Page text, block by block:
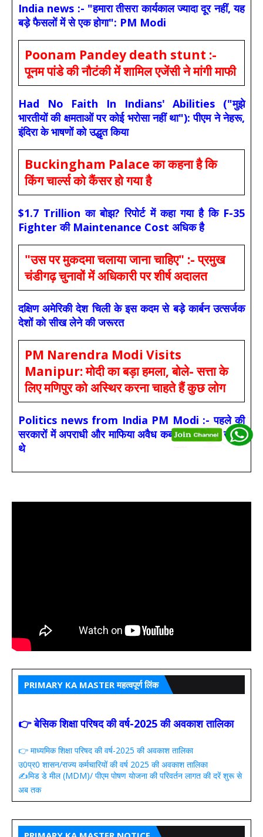
India news :- "हमारा तीसरा कार्यकाल ज्यादा दूर नहीं, यह
बड़े फैसलों में से एक होगा": PM Modi
Poonam Pandey death stunt :-
पूनम पांडे की नौटंकी में शामिल एजेंसी ने मांगी माफी
Had No Faith In Indians' Abilities ("मुझे
भारतीयों की क्षमताओं पर कोई भरोसा नहीं था"): पीएम ने नेहरू,
इंदिरा के भाषणों को उद्धृत किया
Buckingham Palace का कहना है कि
किंग चार्ल्स को कैंसर हो गया है
$1.7 Trillion का बोझ? रिपोर्ट में कहा गया है कि F-35
Fighter की Maintenance Cost अधिक है
"उस पर मुकदमा चलाया जाना चाहिए" :- प्रमुख
चंडीगढ़ चुनावों में अधिकारी पर शीर्ष अदालत
दक्षिण अमेरिकी देश चिली के इस कदम से बड़े कार्बन उत्सर्जक
देशों को सीख लेने की जरूरत
PM Narendra Modi Visits
Manipur: मोदी का बड़ा हमला, बोले- सत्ता के
लिए मणिपुर को अस्थिर करना चाहते हैं कुछ लोग
Politics news from India PM Modi :- पहले की
सरकारों में अपराधी और माफिया अवैध कब्जों के टूर्नामेंट खेलते
थे
PRIMARY KA MASTER महत्वपूर्ण लिंक
👉 बेसिक शिक्षा परिषद की वर्ष-2025 की अवकाश तालिका
👉 माध्यमिक शिक्षा परिषद की वर्ष-2025 की अवकाश तालिका
उ0प्र0 शासन/राज्य कर्मचारियों की वर्ष 2025 की अवकाश तालिका
✍️मिड डे मील (MDM)/ पीएम पोषण योजना की परिवर्तन लागत की दरें शुरू से
अब तक